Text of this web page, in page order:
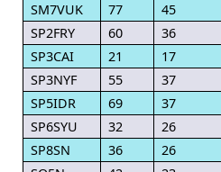
SM7VUK
77 45
SP2FRY
60 36
SP3CAI
21 17
SP3NYF
55 37
SP5IDR
69 37
SP6SYU
32 26
SP8SN
36 26